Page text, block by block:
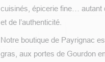
cuisinés, épicerie fine… autant
et de l’authenticité.
Notre boutique de Payrignac
gras, aux portes de Gourdon